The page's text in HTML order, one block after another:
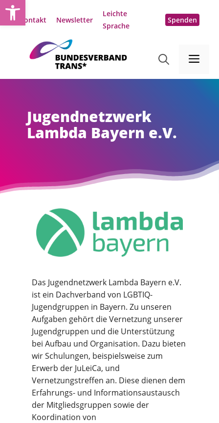
Zum
Inhalt
Kontakt Newsletter
Leichte
Sprache
Spenden
Jugendnetzwerk
Lambda Bayern e.V.
Das Jugendnetzwerk Lambda Bayern e.V.
ist ein Dachverband von LGBTIQ-
Jugendgruppen in Bayern. Zu unseren
Aufgaben gehört die Vernetzung unserer
Jugendgruppen und die Unterstützung
bei Aufbau und Organisation. Dazu bieten
wir Schulungen, beispielsweise zum
Erwerb der JuLeiCa, und
Vernetzungstreffen an. Diese dienen dem
Erfahrungs- und Informationsaustausch
der Mitgliedsgruppen sowie der
Koordination von